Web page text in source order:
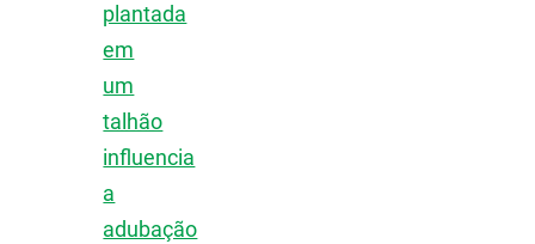
plantada
em
um
talhão
influencia
a
adubação